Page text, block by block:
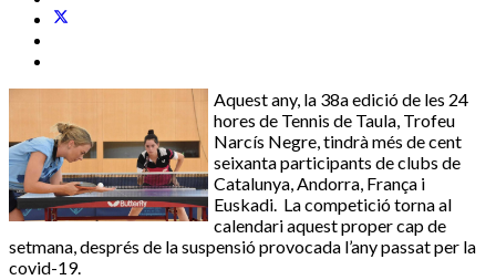
Aquest any, la 38a edició de les 24
hores de Tennis de Taula, Trofeu
Narcís Negre, tindrà més de cent
seixanta participants de clubs de
Catalunya, Andorra, França i
Euskadi. La competició torna al
calendari aquest proper cap de
setmana, després de la suspensió provocada l’any passat per la
covid-19.